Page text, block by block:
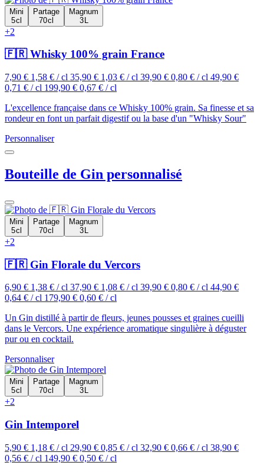
Mini
5 cl
Partage
70 cl
Magnum
3 L
+2
🇫🇷 Whisky 100% grain France
7,90 € 1,58 € / cl 35,90 € 1,03 € / cl 39,90 € 0,80 € / cl 49,90 €
0,71 € / cl 199,90 € 0,67 € / cl
L'excellence française dans ce Whisky 100% grain. Sa finesse et sa
rondeur en font un parfait digestif ou la base d'un "Whisky Sour"
Personnaliser
Bouteille de Gin personnalisé
Mini
5 cl
Partage
70 cl
Magnum
3 L
+2
🇫🇷 Gin Florale du Vercors
6,90 € 1,38 € / cl 37,90 € 1,08 € / cl 39,90 € 0,80 € / cl 44,90 €
0,64 € / cl 179,90 € 0,60 € / cl
Un Gin distillé à partir de fleurs, jeunes pousses et graines cueilli
dans le Vercors. Une expérience aromatique singulière à déguster
pur ou en cocktail.
Personnaliser
Mini
5 cl
Partage
70 cl
Magnum
3 L
+2
Gin Intemporel
5,90 € 1,18 € / cl 29,90 € 0,85 € / cl 32,90 € 0,66 € / cl 38,90 €
0,56 € / cl 149,90 € 0,50 € / cl